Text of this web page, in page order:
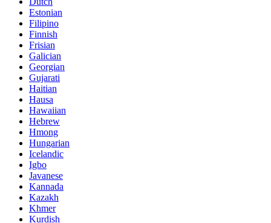
Estonian
Filipino
Finnish
Frisian
Galician
Georgian
Gujarati
Haitian
Hausa
Hawaiian
Hebrew
Hmong
Hungarian
Icelandic
Igbo
Javanese
Kannada
Kazakh
Khmer
Kurdish